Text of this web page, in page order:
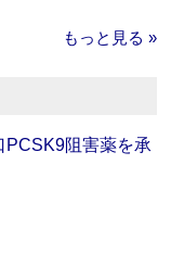
もっと見る »
PCSK9阻害薬を承